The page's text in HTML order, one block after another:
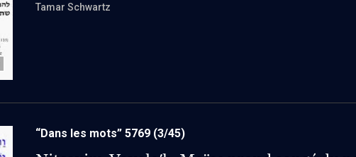
Tamar Schwartz
“Dans les mots” 5769 (3/45)